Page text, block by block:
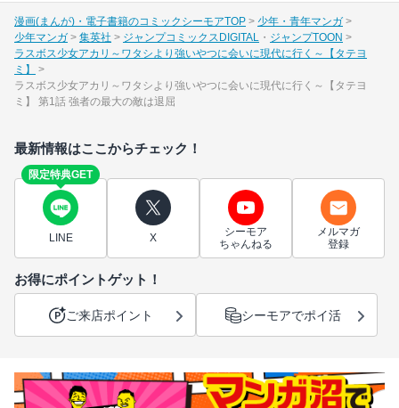
漫画(まんが)・電子書籍のコミックシーモアTOP
少年・青年マンガ
少年マンガ
集英社 ジャンプコミックスDIGITAL
ジャンプTOON
ラスボス少女アカリ～ワタシより強いやつに会いに現代に行く～【タテヨ
ミ】
ラスボス少女アカリ～ワタシより強いやつに会いに現代に行く～【タテヨ
ミ】 第1話 強者の最大の敵は退屈
最新情報はここからチェック！
限定特典GET
LINE X
シーモア
ちゃんねる
メルマガ
登録
お得にポイントゲット！
ご来店ポイント シーモアでポイ活